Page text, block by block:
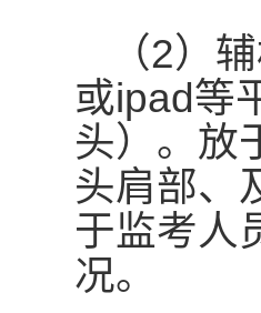
（2）
或ipad等
头）。放
头肩部、
于监考人
况。